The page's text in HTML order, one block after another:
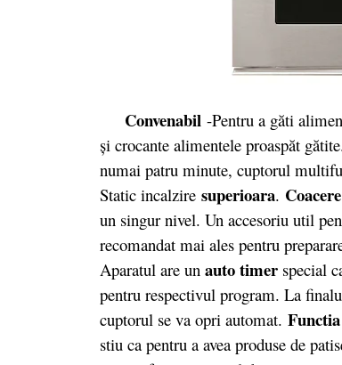
Convenabil -Pentru a găti
şi crocante alimentele proaspăt
numai patru minute, cuptorul
Static incalzire superioara.
un singur nivel. Un accesoriu util
recomandat mai ales pentru
Aparatul are un auto timer special
pentru respectivul program. La
cuptorul se va opri automat.
stiu ca pentru a avea produse de